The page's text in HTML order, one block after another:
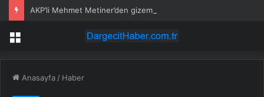
Menü
Anasayfa / Haber